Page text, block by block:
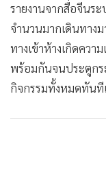
• เกม
• วิทยาศาสตร์
• SMEs
• หุ้น
• อินโดจีน
• กองทุนรวม
รายงานจากสื่อจีนร
จำนวนมากเดินทาง
ทางเข้าห้างเกิดคว
พร้อมกันจนประตูกร
กิจกรรมทั้งหมดทัน